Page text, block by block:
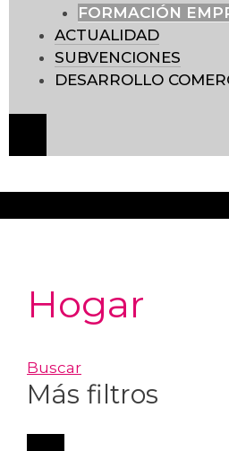
FORMACIÓN
ACTUALIDAD
SUBVENCIONES
DESARROLLO
Hogar
Buscar
Más filtros